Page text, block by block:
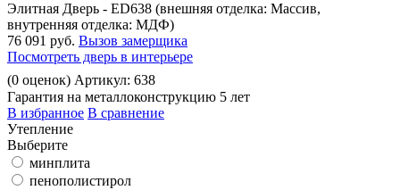
Элитная Дверь - ED638 (внешняя отделка: Массив,
внутренняя отделка: МДФ)
76 091 руб. Вызов замерщика
Посмотреть дверь в интерьере
(0 оценок) Артикул: 638
Гарантия на металлоконструкцию 5 лет
В избранное В сравнение
Утепление
Выберите
минплита
пенополистирол